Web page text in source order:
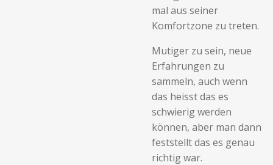
mal aus seiner
Komfortzone zu treten.
Mutiger zu sein, neue
Erfahrungen zu
sammeln, auch wenn
das heisst das es
schwierig werden
können, aber man dann
feststellt das es genau
richtig war.